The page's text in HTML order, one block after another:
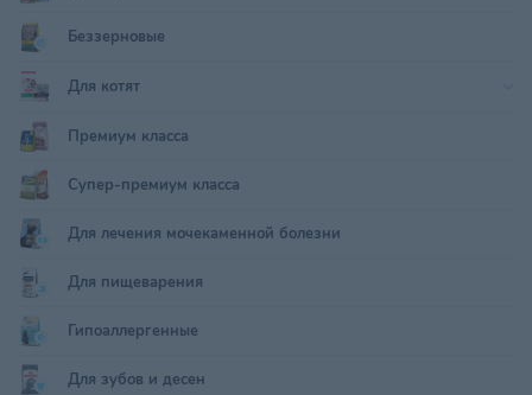
Беззерновые
Для котят
Премиум класса
Супер-премиум класса
Для лечения мочекаменной болезни
Для пищеварения
Гипоаллергенные
Для зубов и десен